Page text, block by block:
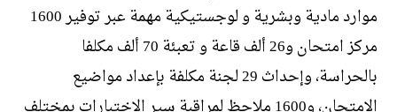
موارد مادية وبشرية و لوجستيكية مهمة عبر توفير 1600
مركز امتحان و26 ألف قاعة و تعبئة 70 ألف مكلفا
بالحراسة، وإحداث 29 لجنة مكلفة بإعداد مواضيع